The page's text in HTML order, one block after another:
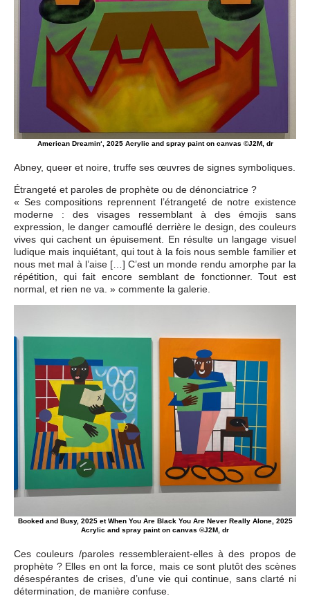
American Dreamin‘, 2025 Acrylic and spray paint on canvas ©J2M, dr
Abney, queer et noire, truffe ses œuvres de signes symboliques.
Étrangeté et paroles de prophète ou de dénonciatrice ?
« Ses compositions reprennent l’étrangeté de notre existence
moderne : des visages ressemblant à des émojis sans
expression, le danger camouflé derrière le design, des couleurs
vives qui cachent un épuisement. En résulte un langage visuel
ludique mais inquiétant, qui tout à la fois nous semble familier et
nous met mal à l’aise […] C’est un monde rendu amorphe par la
répétition, qui fait encore semblant de fonctionner. Tout est
normal, et rien ne va. » commente la galerie.
Booked and Busy, 2025 et When You Are Black You Are Never Really Alone, 2025
Acrylic and spray paint on canvas ©J2M, dr
Ces couleurs /paroles ressembleraient-elles à des propos de
prophète ? Elles en ont la force, mais ce sont plutôt des scènes
désespérantes de crises, d’une vie qui continue, sans clarté ni
détermination, de manière confuse.